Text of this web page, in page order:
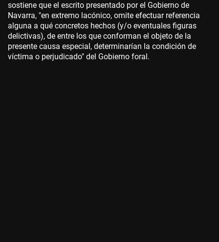
sostiene que el escrito presentado por el Gobierno de
Navarra, "en extremo lacónico, omite efectuar referencia
alguna a qué concretos hechos (y/o eventuales figuras
delictivas), de entre los que conforman el objeto de la
presente causa especial, determinarían la condición de
víctima o perjudicado" del Gobierno foral.